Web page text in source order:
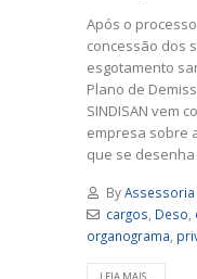
Após o
concessão dos
esgotamento
Plano de
SINDISAN vem
empresa sobre
que se
ByAssessoria
cargos Deso
organograma